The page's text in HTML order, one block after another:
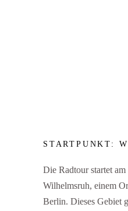
STARTPUNKT:
Die Radtour startet
Wilhelmsruh, einem
Berlin. Dieses Gebiet